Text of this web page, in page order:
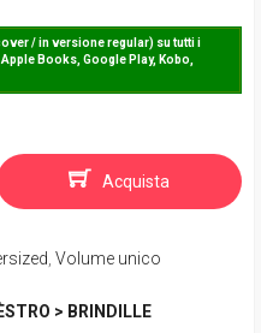
/ in versione regular) su tutti i
Books, Google Play, Kobo,
Acquista
Volume unico
> BRINDILLE